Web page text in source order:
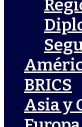
BRICS
Asia y